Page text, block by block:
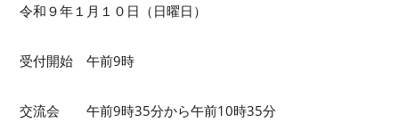
令和９年１月１０日（日曜日）
受付開始 午前9時
交流会 午前9時35分から午前10時35分